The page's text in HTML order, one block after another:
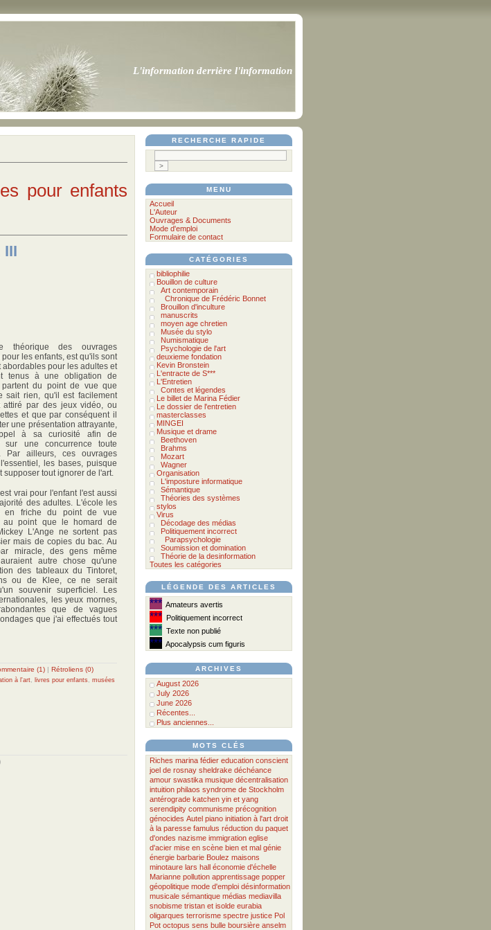
L'information derrière l'information
pour enfants
III
théorique des ouvrages
les enfants, est qu'ils sont
abordables pour les adultes et
tenus à une obligation de
du point de vue que
sait rien, qu'il est facilement
attiré par des jeux vidéo, ou
et que par conséquent il
une présentation attrayante,
à sa curiosité afin de
sur une concurrence toute
Par ailleurs, ces ouvrages
les bases, puisque
supposer tout ignorer de l'art.
vrai pour l'enfant l'est aussi
des adultes. L'école les
en friche du point de vue
au point que le homard de
L'Ange ne sortent pas
mais de copies du bac. Au
miracle, des gens même
autre chose qu'une
des tableaux du Tintoret,
ou de Klee, ce ne serait
souvenir superficiel. Les
les yeux mornes,
que de vagues
que j'ai effectués tout
(1)| Rétroliens (0)
à l'art livres pour enfants musées
RECHERCHE RAPIDE
MENU
Accueil
L'Auteur
Ouvrages & Documents
Mode d'emploi
Formulaire de contact
CATÉGORIES
bibliophilie
Bouillon de culture
Art contemporain
Chronique de Frédéric Bonnet
Brouillon d'inculture
manuscrits
moyen age chretien
Musée du stylo
Numismatique
Psychologie de l'art
deuxieme fondation
Kevin Bronstein
L'entracte de S***
L'Entretien
Contes et légendes
Le billet de Marina Fédier
Le dossier de l'entretien
masterclasses
MINGEI
Musique et drame
Beethoven
Brahms
Mozart
Wagner
Organisation
L'imposture informatique
Sémantique
Théories des systèmes
stylos
Virus
Décodage des médias
Politiquement incorrect
Parapsychologie
Soumission et domination
Théorie de la desinformation
Toutes les catégories
LÉGENDE DES ARTICLES
*** Amateurs avertis
*** Politiquement incorrect
*** Texte non publié
*** Apocalypsis cum figuris
ARCHIVES
August 2026
July 2026
June 2026
Récentes...
Plus anciennes...
MOTS CLÉS
Riches marina fédier education conscient
joel de rosnay sheldrake déchéance
amour swastika musique décentralisation
intuition philaos syndrome de Stockholm
antérograde katchen yin et yang
serendipity communisme précognition
génocides Autel piano initiation à l'art droit
à la paresse famulus réduction du paquet
d'ondes nazisme immigration eglise
d'acier mise en scène bien et mal génie
énergie barbarie Boulez maisons
minotaure lars hall économie d'échelle
Marianne pollution apprentissage popper
géopolitique mode d'emploi désinformation
musicale sémantique médias mediavilla
snobisme tristan et isolde eurabia
oligarques terrorisme spectre justice Pol
Pot octopus sens bulle boursière anselm